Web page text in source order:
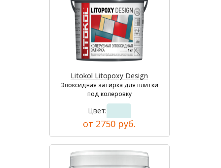
Litokol Litopoxy Design
Эпоксидная затирка для плитки
под колеровку
Цвет:
от 2750 руб.